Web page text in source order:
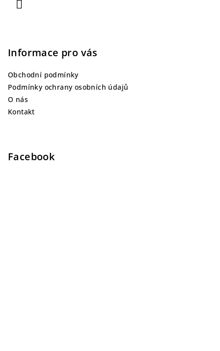
Informace pro vás
Obchodní podmínky
Podmínky ochrany osobních údajů
O nás
Kontakt
Facebook